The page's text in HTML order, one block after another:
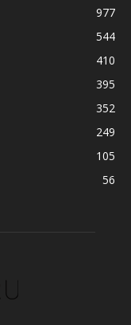
977
544
410
395
352
249
105
56